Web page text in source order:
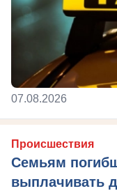
07.08.2026
Происшествия
Семьям
выплачивать